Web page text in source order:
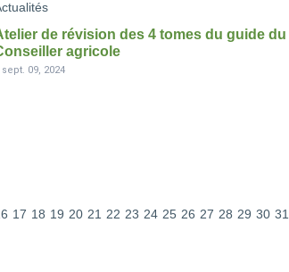
de révision des 4 tomes du guide du
agricole
sept. 09, 2024
17 18 19 20 21 22 23 24 25 26 27 28 29 30 31